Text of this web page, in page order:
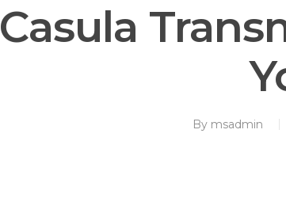
Casula
By msadmin